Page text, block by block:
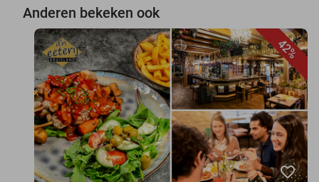
Anderen bekeken ook
42%
favorite_border